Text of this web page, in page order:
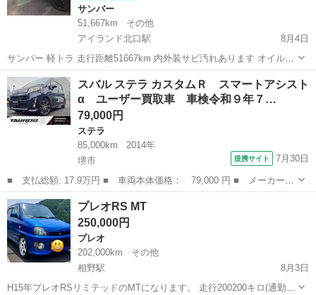
サンバー
51,667km
その他
アイランド北口駅
8月4日
サンバー 軽トラ 走行距離51667km 内外装サビ汚れあります オイル滲
みあり 機関自体は好調です 現状渡し ディーラー点検したため、不具
合箇所他にありません。 現在車検切れの為、追加料金で車検付きでお
渡しします NCNR
兵庫 神戸市
スバル ステラ カスタムＲ スマートアシスト
α ユーザー買取車 車検令和９年７…
79,000円
ステラ
85,000km
2014年
堺市
提携サイト 7月30日
■ 支払総額: 17.9万円 ■ 車両本体価格： 79,000 円 ■ メーカー
名： スバル ■ 車種名： ステラ ■ グレード名： カスタムＲ
スマートアシストα ユーザー買取車 車検令和９年７月 ナビ 純正
１５インチア...
大阪 堺市 ステラ
プレオRS MT
250,000円
プレオ
202,000km
その他
相野駅
8月3日
H15年プレオRSリミテッドのMTになります。 走行200200キロ(通勤に